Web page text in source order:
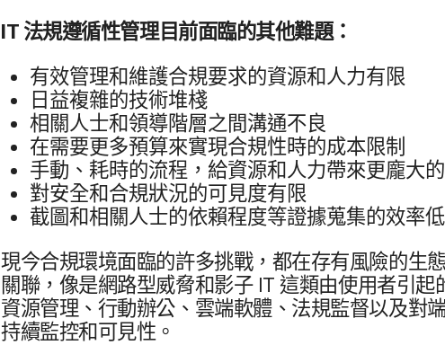
IT 法​規遵循性​管理​目前​面臨​的​其他​難題：
有效​管理​和​維護合規​要求​的​資源​和​人力​有​限
日​益​複雜​的​技術​堆棧
相關​人士​和​領導​階層​之間​溝通​不​良
在​需要​更多​預算​來​實現​合規性​時​的​成本​限制
手動、​耗時​的​流程，​給​資源​和​人力​帶來​更​龐​大​
對​安全​和​合規​狀況​的​可見​度​有​限
截圖​和​相關​人士​的​依賴程度​等​證據​蒐集​的​效率​
現​今合​規環境​面臨​的​許多​挑戰，​都​在​存有​風險​的​生
關聯，​像是​網路​型​威脅​和​影子IT 這​類​由​使用​者​引起​
資源​管理、​行動​辦公、​雲端​軟體、​法規監督​以及​對​
持續​監控​和​可見性。